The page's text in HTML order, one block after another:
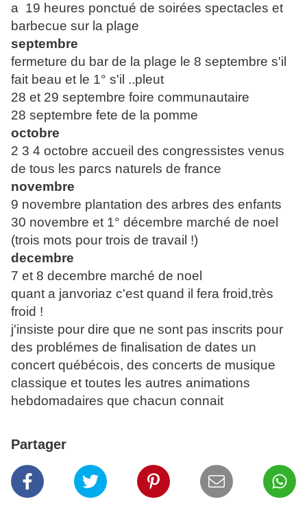
a 19 heures ponctué de soirées spectacles et
barbecue sur la plage
septembre
fermeture du bar de la plage le 8 septembre s'il
fait beau et le 1° s'il ..pleut
28 et 29 septembre foire communautaire
28 septembre fete de la pomme
octobre
2 3 4 octobre accueil des congressistes venus
de tous les parcs naturels de france
novembre
9 novembre plantation des arbres des enfants
30 novembre et 1° décembre marché de noel
(trois mots pour trois de travail !)
decembre
7 et 8 decembre marché de noel
quant a janvoriaz c'est quand il fera froid,très
froid !
j'insiste pour dire que ne sont pas inscrits pour
des problémes de finalisation de dates un
concert québécois, des concerts de musique
classique et toutes les autres animations
hebdomadaires que chacun connait
Partager